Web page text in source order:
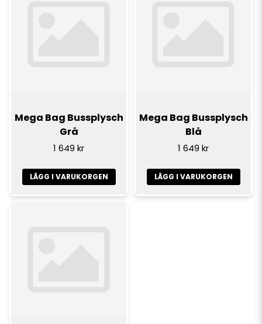
Mega Bag Bussplysch
Grå
1 649 kr
LÄGG I VARUKORGEN
Mega Bag Bussplysch
Blå
1 649 kr
LÄGG I VARUKORGEN